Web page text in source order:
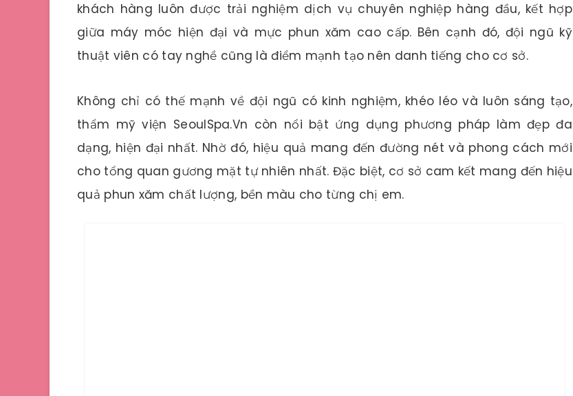
khách hàng luôn được trải nghiệm dịch vụ chuyên nghiệp hàng đầu, kết hợp
giữa máy móc hiện đại và mực phun xăm cao cấp. Bên cạnh đó, đội ngũ kỹ
thuật viên có tay nghề cũng là điểm mạnh tạo nên danh tiếng cho cơ sở.
Không chỉ có thế mạnh về đội ngũ có kinh nghiệm, khéo léo và luôn sáng tạo,
thẩm mỹ viện SeoulSpa.Vn còn nổi bật ứng dụng phương pháp làm đẹp đa
dạng, hiện đại nhất. Nhờ đó, hiệu quả mang đến đường nét và phong cách mới
cho tổng quan gương mặt tự nhiên nhất. Đặc biệt, cơ sở cam kết mang đến hiệu
quả phun xăm chất lượng, bền màu cho từng chị em.